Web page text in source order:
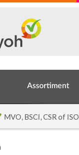
Assortiment
MVO, BSCI, CSR of